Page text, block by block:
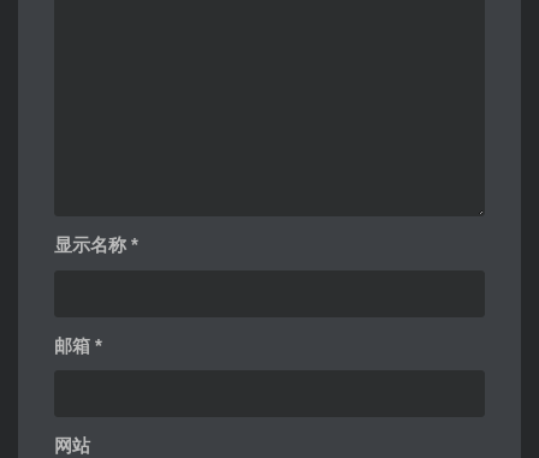
显示名称 *
邮箱 *
网站